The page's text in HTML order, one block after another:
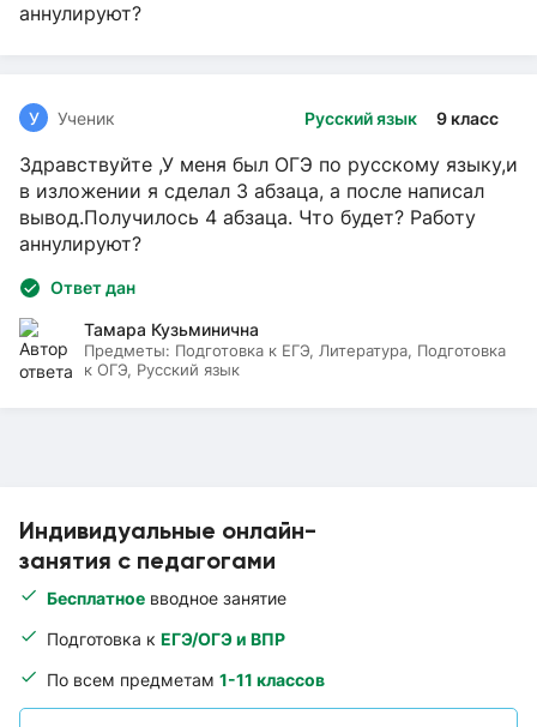
Индивидуальные онлайн-
занятия с педагогами
Бесплатное вводное занятие
Подготовка к ЕГЭ/ОГЭ и ВПР
По всем предметам 1-11 классов
аннулируют?
Русский язык 9 класс
У Ученик
Здравствуйте ,У меня был ОГЭ по русскому языку,и
в изложении я сделал 3 абзаца, а после написал
вывод.Получилось 4 абзаца. Что будет? Работу
аннулируют?
Ответ дан
Тамара Кузьминична
Предметы: Подготовка к ЕГЭ, Литература, Подготовка
к ОГЭ, Русский язык